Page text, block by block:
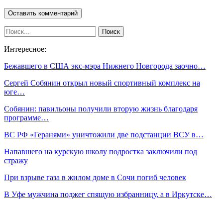
Интересное:
Бежавшего в США экс-мэра Нижнего Новгорода заочно…
Сергей Собянин открыл новый спортивный комплекс на
юге…
Собянин: павильоны получили вторую жизнь благодаря
программе…
ВС РФ «Геранями» уничтожили две подстанции ВСУ в…
Напавшего на курскую школу подростка заключили под
стражу
При взрыве газа в жилом доме в Сочи погиб человек
В Уфе мужчина поджег спящую избранницу, а в Иркутске…